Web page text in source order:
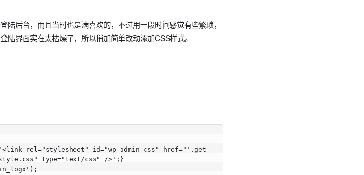
陆后台，而且当时也是满喜欢的，不过用一段时间感觉有些繁琐，
陆界面实在太枯燥了，所以稍加简单改动添加CSS样式。
rel="stylesheet" id="wp-admin-css" href="'.get_
type="text/css" />';}